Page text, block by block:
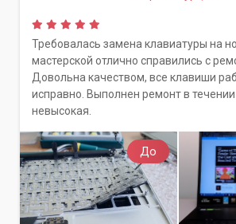
Если вы обнаружили один или несколько
вышеперечисленных признаков, не
обращением к специалистам.
«Компьютерный Мастер» предлагает
помощь в борьбе с вирусными
Наши опытные инженеры проведут
диагностику, качественно удалят все
программы и восстановят нормальную
системы, обеспечив ее защиту на
До
Требовалась замена клавиатуры на
мастерской отлично справились с
Довольна качеством, все клавиши
исправно. Выполнен ремонт в
невысокая.